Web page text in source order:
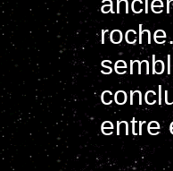
entre